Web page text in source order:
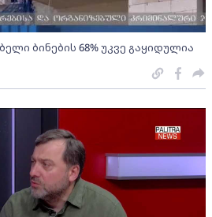
ბინების 68% უკვე გაყიდულია